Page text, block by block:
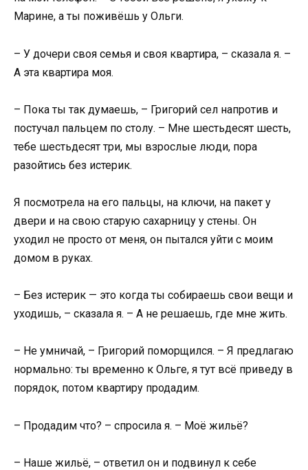
Марине, а ты поживёшь у Ольги.
– У дочери своя семья и своя квартира, – сказала я. –
А эта квартира моя.
– Пока ты так думаешь, – Григорий сел напротив и
постучал пальцем по столу. – Мне шестьдесят шесть,
тебе шестьдесят три, мы взрослые люди, пора
разойтись без истерик.
Я посмотрела на его пальцы, на ключи, на пакет у
двери и на свою старую сахарницу у стены. Он
уходил не просто от меня, он пытался уйти с моим
домом в руках.
– Без истерик — это когда ты собираешь свои вещи и
уходишь, – сказала я. – А не решаешь, где мне жить.
– Не умничай, – Григорий поморщился. – Я предлагаю
нормально: ты временно к Ольге, я тут всё приведу в
порядок, потом квартиру продадим.
– Продадим что? – спросила я. – Моё жильё?
– Наше жильё, – ответил он и подвинул к себе